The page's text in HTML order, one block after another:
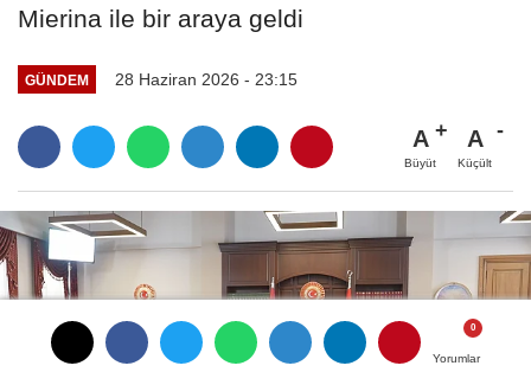
Yorumlar
Yorumlar
Mierina ile bir araya geldi
GÜNDEM 28 Haziran 2026 - 23:15
Yorumlar
A
Büyüt
A
Küçült